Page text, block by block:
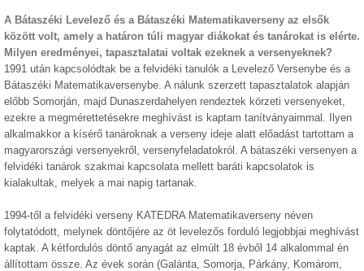
A Bátaszéki Levelező és a Bátaszéki Matematikaverseny az elsők
között volt, amely a határon túli magyar diákokat és tanárokat is elérte.
Milyen eredményei, tapasztalatai voltak ezeknek a versenyeknek?
1991 után kapcsolódtak be a felvidéki tanulók a Levelező Versenybe és a
Bátaszéki Matematikaversenybe. A nálunk szerzett tapasztalatok alapján
előbb Somorján, majd Dunaszerdahelyen rendeztek körzeti versenyeket,
ezekre a megmérettetésekre meghívást is kaptam tanítványaimmal. Ilyen
alkalmakkor a kísérő tanároknak a verseny ideje alatt előadást tartottam a
magyarországi versenyekről, versenyfeladatokról. A bátaszéki versenyen a
felvidéki tanárok szakmai kapcsolata mellett baráti kapcsolatok is
kialakultak, melyek a mai napig tartanak.
1994-től a felvidéki verseny KATEDRA Matematikaverseny néven
folytatódott, melynek döntőjére az öt levelezős forduló legjobbjai meghívást
kaptak. A kétfordulós döntő anyagát az elmúlt 18 évből 14 alkalommal én
állítottam össze. Az évek során (Galánta, Somorja, Párkány, Komárom,